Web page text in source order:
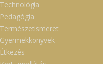
Technológia
Pedagógia
Természetismeret
Gyermekkönyvek
Étkezés